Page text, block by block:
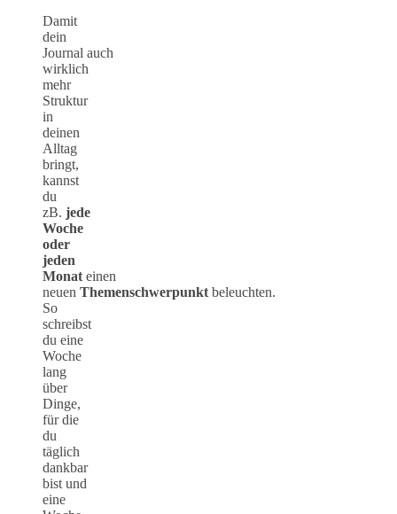
Damit
dein
Journal auch
wirklich
mehr
Struktur
in
deinen
Alltag
bringt,
kannst
du
zB. jede
Woche
oder
jeden
Monat einen
neuen Themenschwerpunkt beleuchten.
So
schreibst
du eine
Woche
lang
über
Dinge,
für die
du
täglich
dankbar
bist und
eine